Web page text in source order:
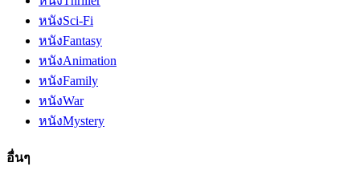
หนังSci-Fi
หนังFantasy
หนังAnimation
หนังFamily
หนังWar
หนังMystery
อื่นๆ